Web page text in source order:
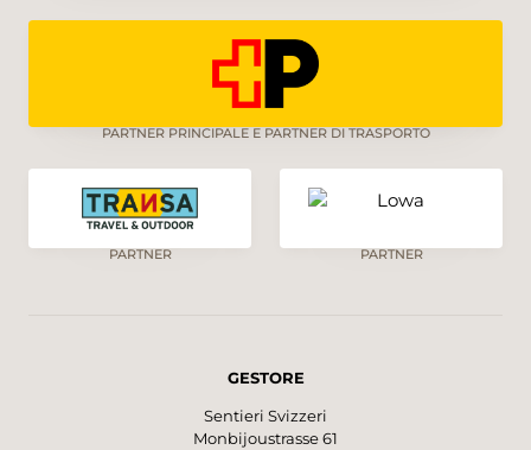
PARTNER PRINCIPALE E PARTNER DI TRASPORTO
PARTNER PARTNER
GESTORE
Sentieri Svizzeri
Monbijoustrasse 61